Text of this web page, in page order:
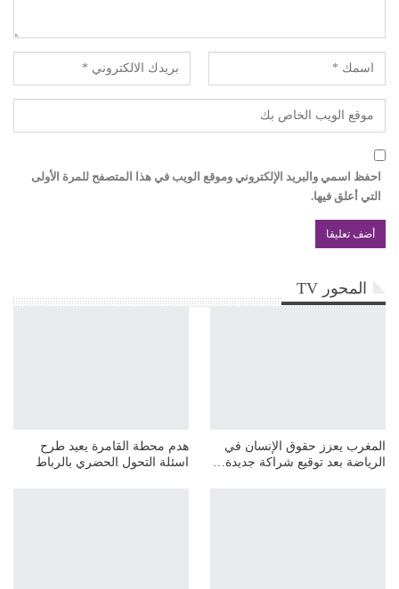
احفظ اسمي والبريد الإلكتروني وموقع الويب في هذا المتصفح للمرة الأولى
التي أعلق فيها.
المحور TV
المغرب يعزز حقوق الإنسان في
الرياضة بعد توقيع شراكة جديدة…
هدم محطة القامرة يعيد طرح
اسئلة التحول الحضري بالرباط